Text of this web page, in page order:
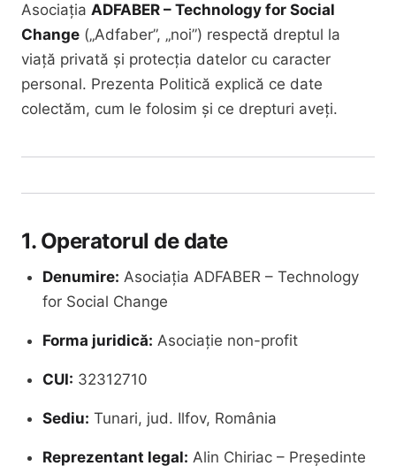
Asociația ADFABER – Technology for Social
Change („Adfaber”, „noi”) respectă dreptul la
viață privată și protecția datelor cu caracter
personal. Prezenta Politică explică ce date
colectăm, cum le folosim și ce drepturi aveți.
1. Operatorul de date
Denumire: Asociația ADFABER – Technology
for Social Change
Forma juridică: Asociație non-profit
CUI: 32312710
Sediu: Tunari, jud. Ilfov, România
Reprezentant legal: Alin Chiriac – Președinte